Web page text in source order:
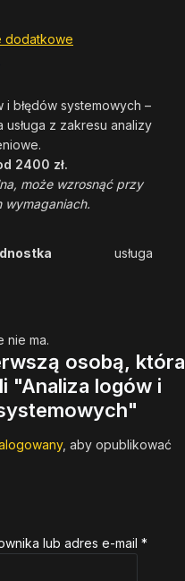
dodatkowe
i błędów systemowych –
usługa z zakresu analizy
2400 zł.
może wzrosnąć przy
usługa
nie ma.
osobą, która
"Analiza logów i
, aby opublikować
lub adres e-mail *